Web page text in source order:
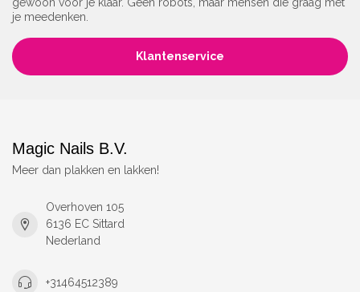
gewoon voor je klaar. Geen robots, maar mensen die graag met
je meedenken.
Klantenservice
Magic Nails B.V.
Meer dan plakken en lakken!
Overhoven 105
6136 EC Sittard
Nederland
+31464512389